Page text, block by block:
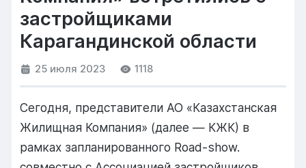
застройщиками
Карагандинской области
25 июля 2023 1118
Сегодня, представители АО «Казахстанская
Жилищная Компания» (далее — КЖК) в
рамках запланированного Road-show.